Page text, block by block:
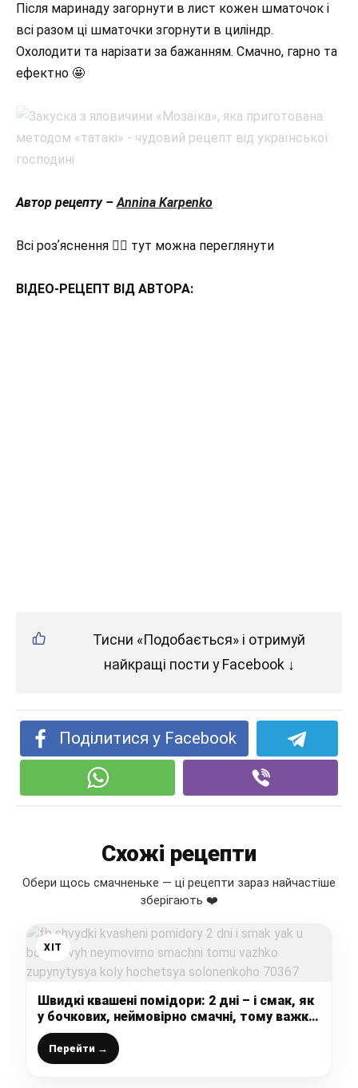
Після маринаду загорнути в лист кожен шматочок і
всі разом ці шматочки згорнути в циліндр.
Охолодити та нарізати за бажанням. Смачно, гарно та
ефектно 🤩
Автор рецепту –Annina Karpenko
Всі розʼяснення 👇🏻 тут можна переглянути
ВІДЕО-РЕЦЕПТ ВІД АВТОРА:
Тисни «Подобається» і отримуй
найкращі пости у Facebook ↓
Поділитися у Facebook
Схожі рецепти
Обери щось смачненьке — ці рецепти зараз найчастіше
зберігають ❤️
ХІТ
Швидкі квашені помідори: 2 дні – і смак, як
у бочкових, неймовірно смачні, тому важко
зупинитися, коли хочеться солоненького
Перейти →